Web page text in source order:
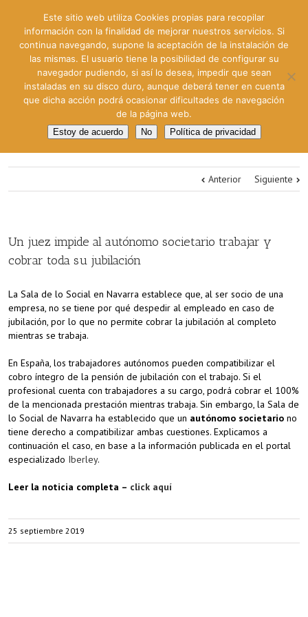
Anterior Siguiente
Un juez impide al autónomo societario trabajar y
cobrar toda su jubilación
La Sala de lo Social en Navarra establece que, al ser socio de una
empresa, no se tiene por qué despedir al empleado en caso de
jubilación, por lo que no permite cobrar la jubilación al completo
mientras se trabaja.
En España, los trabajadores autónomos pueden compatibilizar el
cobro íntegro de la pensión de jubilación con el trabajo. Si el
profesional cuenta con trabajadores a su cargo, podrá cobrar el 100%
de la mencionada prestación mientras trabaja. Sin embargo, la Sala de
lo Social de Navarra ha establecido que un autónomo societario no
tiene derecho a compatibilizar ambas cuestiones. Explicamos a
continuación el caso, en base a la información publicada en el portal
especializado Iberley.
Leer la noticia completa – click aquí
25 septiembre 2019
Este sitio web utiliza Cookies propias para recopilar
información con la finalidad de mejorar nuestros servicios. Si
continua navegando, supone la aceptación de la instalación de
las mismas. El usuario tiene la posibilidad de configurar su
navegador pudiendo, si así lo desea, impedir que sean
instaladas en su disco duro, aunque deberá tener en cuenta
que dicha acción podrá ocasionar dificultades de navegación
de la página web.
Estoy de acuerdo No Política de privacidad